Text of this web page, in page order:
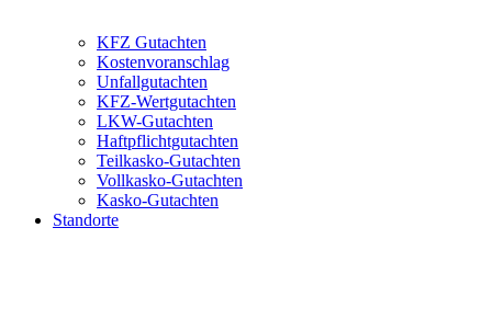
KFZ Gutachten
Kostenvoranschlag
Unfallgutachten
KFZ-Wertgutachten
LKW-Gutachten
Haftpflichtgutachten
Teilkasko-Gutachten
Vollkasko-Gutachten
Kasko-Gutachten
Standorte